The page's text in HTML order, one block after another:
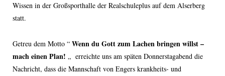
Wissen in der Großsporthalle der Realschuleplus auf dem Alserberg
statt.
Getreu dem Motto “ Wenn du Gott zum Lachen bringen willst –
mach einen Plan! „ erreichte uns am späten Donnerstagabend die
Nachricht, dass die Mannschaft von Engers krankheits- und